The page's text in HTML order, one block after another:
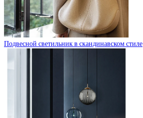
Подвесной светильник в скандинавском стиле